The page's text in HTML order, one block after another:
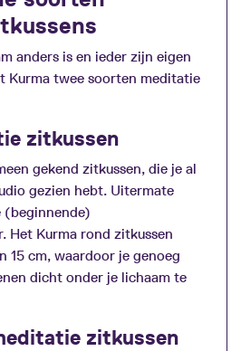
anders is en ieder zijn eigen
Kurma twee soorten meditatie
zitkussen
gekend zitkussen, die je al
gezien hebt. Uitermate
(beginnende)
Het Kurma rond zitkussen
15 cm, waardoor je genoeg
dicht onder je lichaam te
zitkussen